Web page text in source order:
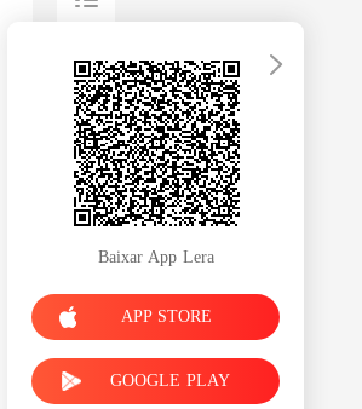
Baixar App Lera
APP STORE
GOOGLE PLAY